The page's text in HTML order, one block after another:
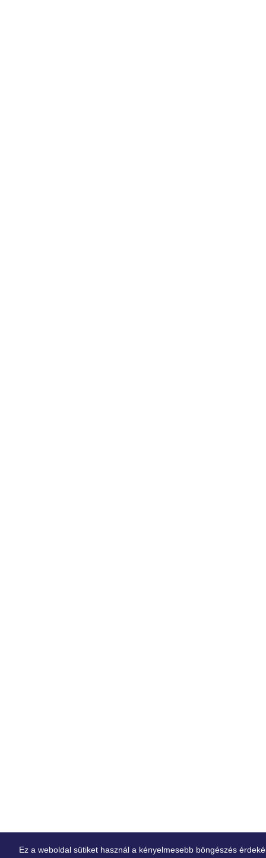
Ez a weboldal sütiket használ a kényelmesebb böngészés